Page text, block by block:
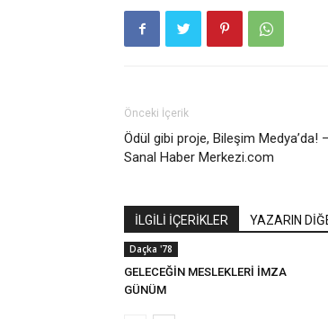
Önceki İçerik
Ödül gibi proje, Bileşim Medya’da!
Sanal Haber Merkezi.com
İLGİLİ İÇERİKLER YAZARIN
Daçka '78
GELECEĞİN MESLEKLERİ İMZA
GÜNÜM